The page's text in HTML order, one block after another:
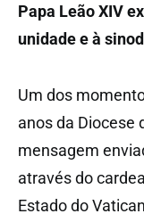
Papa Leão XIV
unidade e à
Um dos
anos da Diocese
mensagem
através do
Estado do